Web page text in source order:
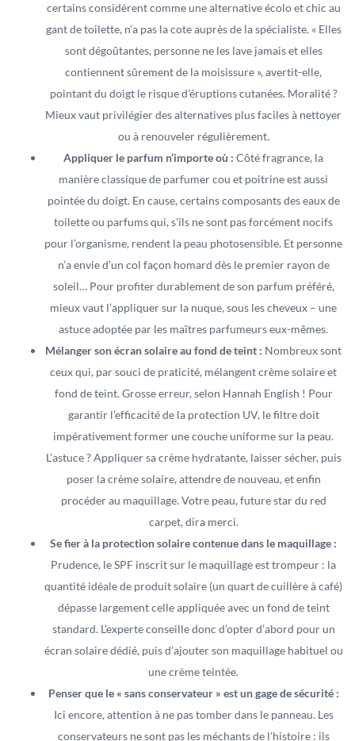
certains considèrent comme une alternative écolo et chic au
gant de toilette, n’a pas la cote auprès de la spécialiste. « Elles
sont dégoûtantes, personne ne les lave jamais et elles
contiennent sûrement de la moisissure », avertit-elle,
pointant du doigt le risque d’éruptions cutanées. Moralité ?
Mieux vaut privilégier des alternatives plus faciles à nettoyer
ou à renouveler régulièrement.
Appliquer le parfum n’importe où : Côté fragrance, la
manière classique de parfumer cou et poitrine est aussi
pointée du doigt. En cause, certains composants des eaux de
toilette ou parfums qui, s’ils ne sont pas forcément nocifs
pour l’organisme, rendent la peau photosensible. Et personne
n’a envie d’un col façon homard dès le premier rayon de
soleil… Pour profiter durablement de son parfum préféré,
mieux vaut l’appliquer sur la nuque, sous les cheveux – une
astuce adoptée par les maîtres parfumeurs eux-mêmes.
Mélanger son écran solaire au fond de teint : Nombreux sont
ceux qui, par souci de praticité, mélangent crème solaire et
fond de teint. Grosse erreur, selon Hannah English ! Pour
garantir l’efficacité de la protection UV, le filtre doit
impérativement former une couche uniforme sur la peau.
L’astuce ? Appliquer sa crème hydratante, laisser sécher, puis
poser la crème solaire, attendre de nouveau, et enfin
procéder au maquillage. Votre peau, future star du red
carpet, dira merci.
Se fier à la protection solaire contenue dans le maquillage :
Prudence, le SPF inscrit sur le maquillage est trompeur : la
quantité idéale de produit solaire (un quart de cuillère à café)
dépasse largement celle appliquée avec un fond de teint
standard. L’experte conseille donc d’opter d’abord pour un
écran solaire dédié, puis d’ajouter son maquillage habituel ou
une crème teintée.
Penser que le « sans conservateur » est un gage de sécurité :
Ici encore, attention à ne pas tomber dans le panneau. Les
conservateurs ne sont pas les méchants de l’histoire : ils